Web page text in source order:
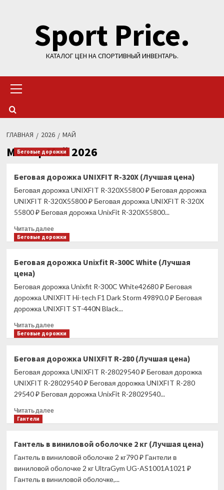
содержимомуSport Price.
КАТАЛОГ ЦЕН НА СПОРТИВНЫЙ ИНВЕНТАРЬ.
меню
ГЛАВНАЯ 2026 МАЙ
Месяц:Май 2026
Беговые дорожки
Беговая дорожка UNIXFIT R-320X (Лучшая цена)
Беговая дорожка UNIXFIT R-320X55800 ₽ Беговая дорожка
UNIXFIT R-320X55800 ₽ Беговая дорожка UNIXFIT R-320X
55800 ₽ Беговая дорожка UnixFit R-320X55800...
Читать далееПрочитать
больше
дорожка
R-
320X
цена)
Беговые дорожки
Беговая дорожка Unixfit R-300C White (Лучшая
цена)
Беговая дорожка Unixfit R-300C White42680 ₽ Беговая
дорожка UNIXFIT Hi-tech F1 Dark Storm 49890.0 ₽ Беговая
дорожка UNIXFIT ST-440N Black...
Читать далееПрочитать
больше
дорожка
Unixfit
R-
White
(Лучшая
Беговые дорожки
Беговая дорожка UNIXFIT R-280 (Лучшая цена)
Беговая дорожка UNIXFIT R-28029540 ₽ Беговая дорожка
UNIXFIT R-28029540 ₽ Беговая дорожка UNIXFIT R-280
29540 ₽ Беговая дорожка UnixFit R-28029540...
Читать далееПрочитать
дорожка
UNIXFIT
R-
Гантели
Гантель в виниловой оболочке 2 кг (Лучшая цена)
Гантель в виниловой оболочке 2 кг790 ₽ Гантели в
виниловой оболочке 2 кг UltraGym UG-AS1001A1021 ₽
Гантель в виниловой оболочке,...